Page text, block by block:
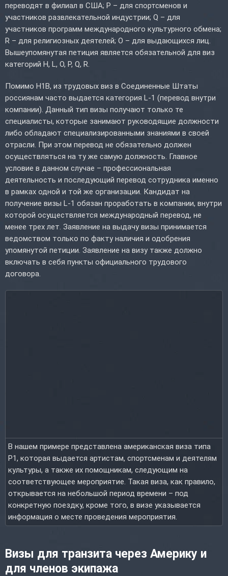
переводят в филиал в США; P – для спортсменов и
участников развлекательной индустрии; Q – для
участников программ международного культурного обмена;
R – для религиозных деятелей; O – для выдающихся лиц.
Вышеупомянутая петиция является обязательной для виз
категорий H, L, O, P, Q, R.
Помимо H1B, из трудовых виз в Соединенные Штаты
россиянам часто выдается категория L-1 (перевод внутри
компании). Данный тип визы получают только те
специалисты, которые занимают руководящие должности
либо обладают специализированными знаниями в своей
отрасли. При этом перевод не обязательно должен
осуществляться на ту же самую должность. Главное
условие в данном случае – профессиональная
деятельность и последующий перевод сотрудника именно
в рамках одной и той же организации. Кандидат на
получение визы L-1 обязан проработать в компании, внутри
которой осуществляется международный перевод, не
менее трех лет. Заявление на выдачу визы принимается
ведомством только по факту наличия и одобрения
упомянутой петиции. Заявление на визу также должно
включать в себя пункты официального трудового
договора.
В нашем примере представлена американская виза типа
P1, которая выдается артистам, спортсменам и деятелям
культуры, а также их помощникам, следующим на
соответствующее мероприятие. Такая виза, как правило,
открывается на небольшой период времени – под
конкретную поездку, кроме того, в визе указывается
информация о месте проведения мероприятия.
Визы для транзита через Америку и
для членов экипажа